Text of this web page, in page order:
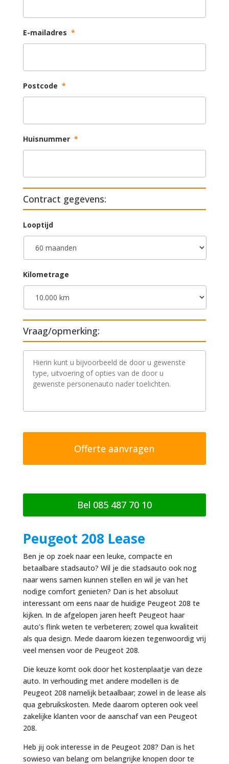
E-mailadres *
Postcode *
Huisnummer *
Contract gegevens:
Looptijd
Kilometrage
Vraag/opmerking:
V
o
i
Bel 085 487 70 10
Peugeot 208 Lease
Ben je op zoek naar een leuke, compacte en
betaalbare stadsauto? Wil je die stadsauto ook nog
naar wens samen kunnen stellen en wil je van het
nodige comfort genieten? Dan is het absoluut
interessant om eens naar de huidige Peugeot 208 te
kijken. In de afgelopen jaren heeft Peugeot haar
auto’s flink weten te verbeteren; zowel qua kwaliteit
als qua design. Mede daarom kiezen tegenwoordig vrij
veel mensen voor de Peugeot 208.
Die keuze komt ook door het kostenplaatje van deze
auto. In verhouding met andere modellen is de
Peugeot 208 namelijk betaalbaar; zowel in de lease als
qua gebruikskosten. Mede daarom opteren ook veel
zakelijke klanten voor de aanschaf van een Peugeot
208.
Heb jij ook interesse in de Peugeot 208? Dan is het
sowieso van belang om belangrijke knopen door te